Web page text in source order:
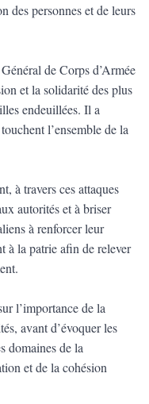
des personnes et de leurs
de Corps d’Armée
et la solidarité des plus
endeuillées. Il a
l’ensemble de la
à travers ces attaques
autorités et à briser
à renforcer leur
à la patrie afin de relever
l’importance de la
avant d’évoquer les
domaines de la
et de la cohésion